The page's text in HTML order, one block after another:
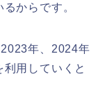
からです。
年、2024年
用していくと